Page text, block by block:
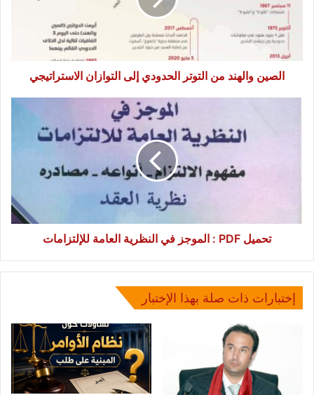
التوازان
الاستراتيجي
الصين والهند من التوتر الحدودي إلى التوازان الاستراتيجي
تحميل PDF : الموجز في النظرية العامة للإلتزامات
إختبارات ذات صلة بهذا الإختبار